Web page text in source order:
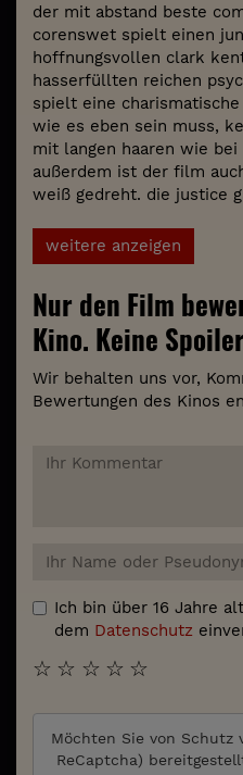
der mit abstand beste
corenswet spielt einen
hoffnungsvollen clark
hasserfüllten reichen
spielt eine
wie es eben sein muss,
mit langen haaren wie bei
außerdem ist der film
weiß gedreht. die justice
weitere anzeigen
Nur den Film
Kino. Keine
Wir behalten uns vor,
Bewertungen des Kinos
Ich bin über 16 Jahre
dem Datenschutz
☆
☆
☆
☆
☆
Möchten Sie von Schutz
ReCaptcha)